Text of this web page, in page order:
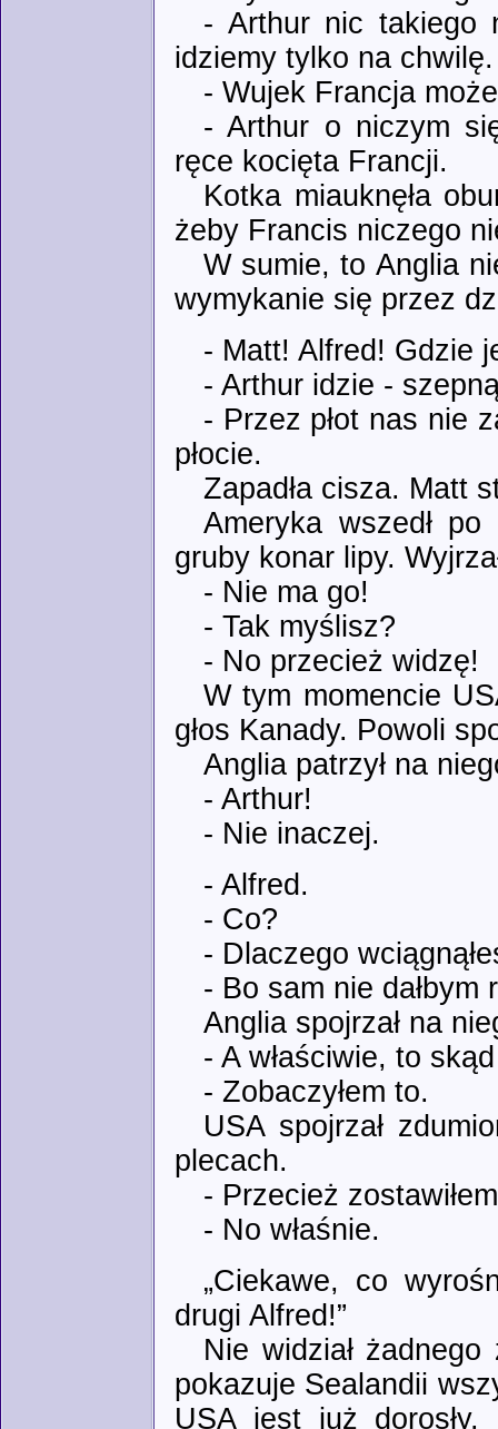
- Arthur nic takiego
idziemy tylko na chwilę.
- Wujek Francja
- Arthur o niczym
ręce kocięta Francji.
Kotka miauknęła
żeby Francis niczego
W sumie, to Anglia
wymykanie się przez
- Matt! Alfred! Gdzie
- Arthur idzie -
- Przez płot nas nie
płocie.
Zapadła cisza. Matt
Ameryka wszedł
gruby konar lipy.
- Nie ma go!
- Tak myślisz?
- No przecież widzę!
W tym momencie
głos Kanady. Powoli
Anglia patrzył na
- Arthur!
- Nie inaczej.
- Alfred.
- Co?
- Dlaczego
- Bo sam nie
Anglia spojrzał na
- A właściwie, to
- Zobaczyłem to.
USA spojrzał
plecach.
- Przecież
- No właśnie.
„Ciekawe, co
drugi Alfred!”
Nie widział
pokazuje Sealandii
USA jest już dorosły.